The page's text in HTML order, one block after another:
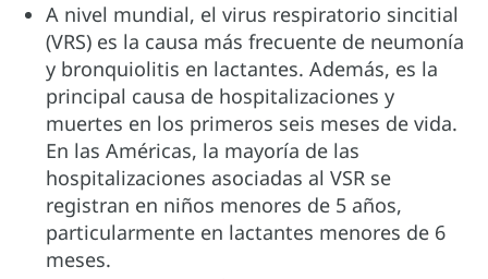
A nivel mundial, el virus respiratorio sincitial
(VRS) es la causa más frecuente de neumonía
y bronquiolitis en lactantes. Además, es la
principal causa de hospitalizaciones y
muertes en los primeros seis meses de vida.
En las Américas, la mayoría de las
hospitalizaciones asociadas al VSR se
registran en niños menores de 5 años,
particularmente en lactantes menores de 6
meses.